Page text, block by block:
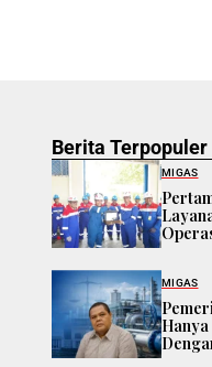
Berita Terpopuler
MIGAS
MIGAS